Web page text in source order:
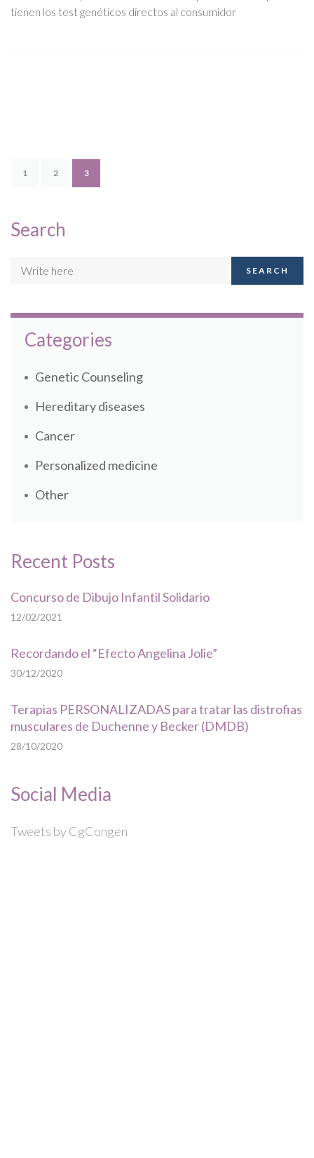
tienen los test genéticos directos al consumidor
1 2 3
Search
SEARCH
Categories
Genetic Counseling
Hereditary diseases
Cancer
Personalized medicine
Other
Recent Posts
Concurso de Dibujo Infantil Solidario
12/02/2021
Recordando el “Efecto Angelina Jolie”
30/12/2020
Terapias PERSONALIZADAS para tratar las distrofias
musculares de Duchenne y Becker (DMDB)
28/10/2020
Social Media
Tweets by CgCongen